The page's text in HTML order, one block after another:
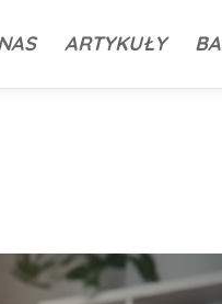
ARTYKUŁY